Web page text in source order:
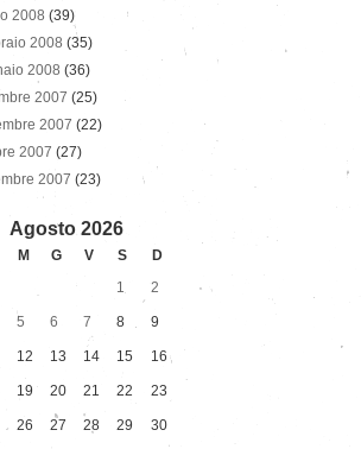
2008 (39)
2008 (35)
2008 (36)
2007 (25)
2007 (22)
2007 (27)
2007 (23)
Agosto 2026
M G V S
D
1
2
5 6 7 8 9
12 13 14 15 16
19 20 21 22 23
26 27 28 29 30